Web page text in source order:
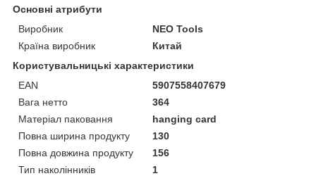
Основні атрибути
Виробник
NEO Tools
Країна виробник
Китай
Користувальницькі характеристики
EAN
5907558407679
Вага нетто
364
Матеріал паковання
hanging card
Повна ширина продукту
130
Повна довжина продукту
156
Тип наколінників
1